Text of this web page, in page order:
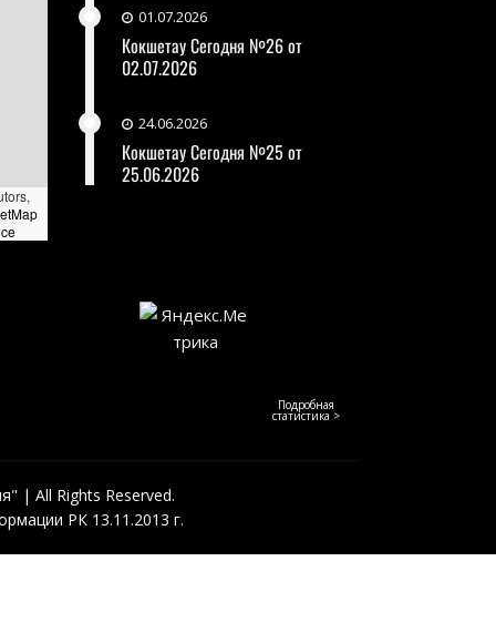
01.07.2026
Кокшетау Сегодня №26 от
02.07.2026
24.06.2026
Кокшетау Сегодня №25 от
25.06.2026
Подробная
статистика >
| All Rights Reserved.
РК 13.11.2013 г.